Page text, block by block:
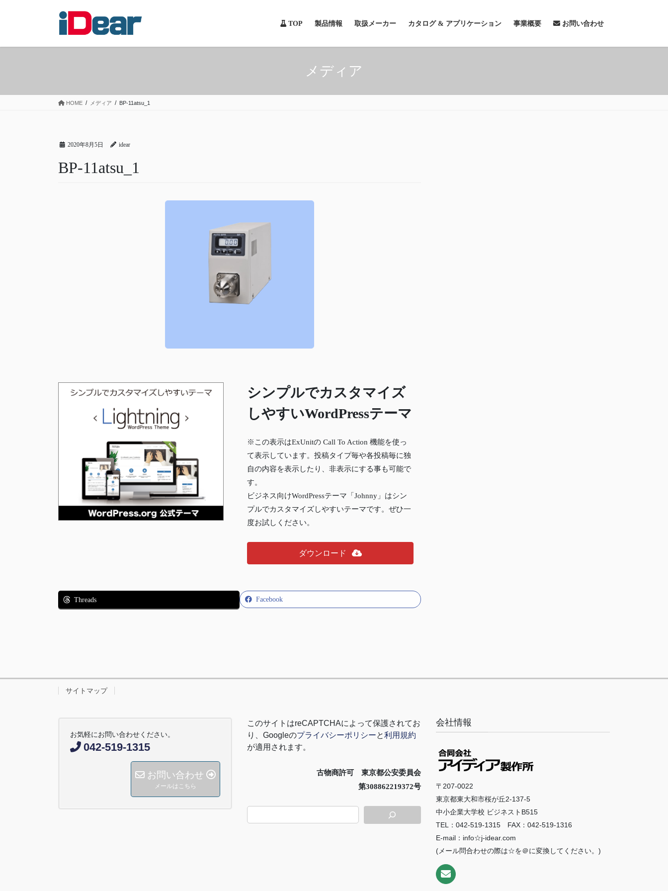
TOP 製品情報 取扱メーカー カタログ & アプリケーション 事業概要 お問い合わせ
メディア
HOME メディア BP-11atsu_1
2020年8月5日 idear
BP-11atsu_1
シンプルでカスタマイズ
しやすいWordPressテーマ
※この表示はExUnitの Call To Action 機能を使っ
て表示しています。投稿タイプ毎や各投稿毎に独
自の内容を表示したり、非表示にする事も可能で
す。
ビジネス向けWordPressテーマ「Johnny」はシン
プルでカスタマイズしやすいテーマです。ぜひ一
度お試しください。
ダウンロード
Facebook
Threads
サイトマップ
お気軽にお問い合わせください。
042-519-1315
お問い合わせ
メールはこちら
このサイトはreCAPTCHAによって保護されてお
り、 Googleのプライバシーポリシーと利用規約
が適用されます。
古物商許可 東京都公安委員会
第308862219372号
会社情報
〒207-0022
東京都東大和市桜が丘2-137-5
中小企業大学校 ビジネストB515
TEL：042-519-1315 FAX：042-519-1316
E-mail：info☆j-idear.com
(メール問合わせの際は☆を＠に変換してください。)